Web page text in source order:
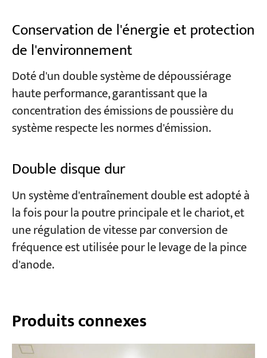
Conservation de l'énergie et protection
de l'environnement
Doté d'un double système de dépoussiérage
haute performance, garantissant que la
concentration des émissions de poussière du
système respecte les normes d'émission.
Double disque dur
Un système d'entraînement double est adopté à
la fois pour la poutre principale et le chariot, et
une régulation de vitesse par conversion de
fréquence est utilisée pour le levage de la pince
d'anode.
Produits connexes